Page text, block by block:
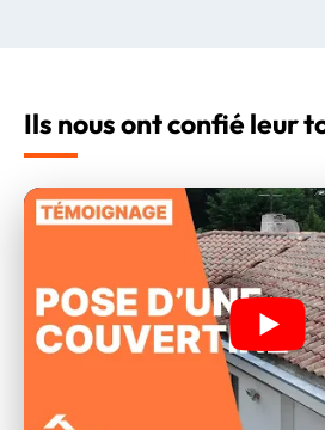
Ils nous ont confié leur